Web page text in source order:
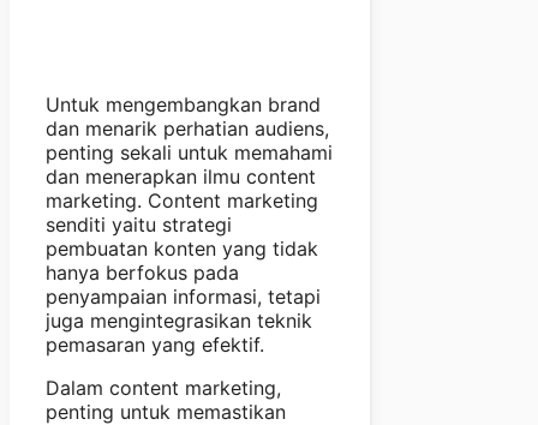
Untuk mengembangkan brand
dan menarik perhatian audiens,
penting sekali untuk memahami
dan menerapkan ilmu content
marketing. Content marketing
senditi yaitu strategi
pembuatan konten yang tidak
hanya berfokus pada
penyampaian informasi, tetapi
juga mengintegrasikan teknik
pemasaran yang efektif.
Dalam content marketing,
penting untuk memastikan